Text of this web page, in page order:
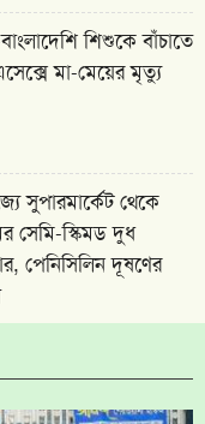
বাংলাদেশি শিশুকে বাঁচাতে
মা-মেয়ের মৃত্যু
সুপারমার্কেট থেকে
সেমি-স্কিমড দুধ
পেনিসিলিন দূষণের